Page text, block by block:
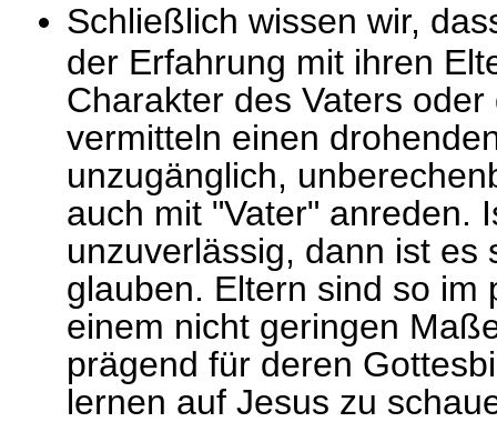
Schließlich wissen wir,
der Erfahrung mit ihren
Charakter des Vaters
vermitteln einen
unzugänglich,
auch mit "Vater" anreden.
unzuverlässig, dann ist es
glauben. Eltern sind so im
einem nicht geringen
prägend für deren
lernen auf Jesus zu